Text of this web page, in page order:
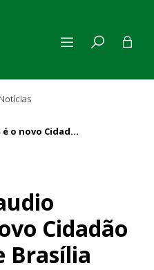
Notícias
Jornalista Claudio Dantas é o novo Cidadão Honorário de Brasília
Cidadão
Brasília